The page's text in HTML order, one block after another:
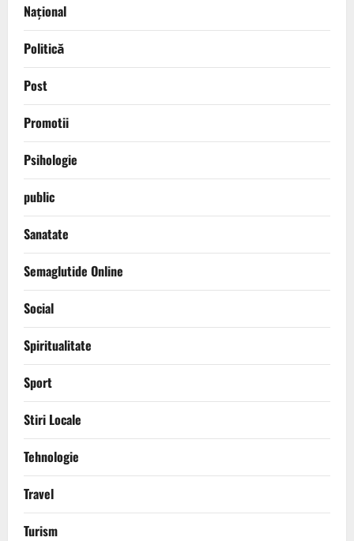
Național
Politică
Post
Promotii
Psihologie
public
Sanatate
Semaglutide Online
Social
Spiritualitate
Sport
Stiri Locale
Tehnologie
Travel
Turism